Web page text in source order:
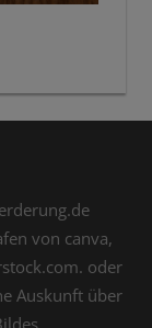
von canva,
oder
Auskunft über